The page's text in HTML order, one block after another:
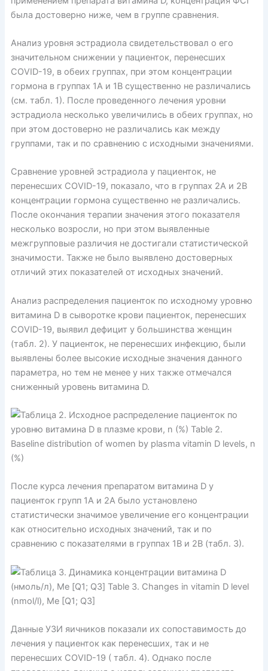
была достоверно ниже, чем в группе сравнения.
Анализ уровня эстрадиола свидетельствовал о его
значительном снижении у пациенток, перенесших
COVID-19, в обеих группах, при этом концентрации
гормона в группах 1А и 1В существенно не различались
(см. табл. 1). После проведенного лечения уровни
эстрадиола несколько увеличились в обеих группах, но
при этом достоверно не различались как между
группами, так и по сравнению с исходными значениями.
Сравнение уровней эстрадиола у пациенток, не
перенесших COVID-19, показало, что в группах 2А и 2В
концентрации гормона существенно не различались.
После окончания терапии значения этого показателя
несколько возросли, но при этом выявленные
межгрупповые различия не достигали статистической
значимости. Также не было выявлено достоверных
отличий этих показателей от исходных значений.
Анализ распределения пациенток по исходному уровню
витамина D в сыворотке крови пациенток, перенесших
COVID-19, выявил дефицит у большинства женщин
(табл. 2). У пациенток, не перенесших инфекцию, были
выявлены более высокие исходные значения данного
параметра, но тем не менее у них также отмечался
сниженный уровень витамина D.
После курса лечения препаратом витамина D у
пациенток групп 1А и 2А было установлено
статистически значимое увеличение его концентрации
как относительно исходных значений, так и по
сравнению с показателями в группах 1В и 2В (табл. 3).
Данные УЗИ яичников показали их сопоставимость до
лечения у пациенток как перенесших, так и не
перенесших COVID-19 ( табл. 4). Однако после